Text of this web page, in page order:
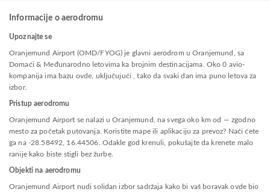
Informacije o aerodromu
Upoznajte se
Oranjemund Airport (OMD/FYOG) je glavni aerodrom u Oranjemund, sa
Domaći & Međunarodno letovima ka brojnim destinacijama. Oko 0 avio-
kompanija ima bazu ovde, uključujući , tako da svaki dan ima puno letova za
izbor.
Pristup aerodromu
Oranjemund Airport se nalazi u Oranjemund, na svega oko km od — zgodno
mesto za početak putovanja. Koristite mape ili aplikaciju za prevoz? Naći ćete
ga na -28.58492, 16.44506. Odakle god krenuli, pokušajte da krenete malo
ranije kako biste stigli bez žurbe.
Objekti na aerodromu
Oranjemund Airport nudi solidan izbor sadržaja kako bi vaš boravak ovde bio